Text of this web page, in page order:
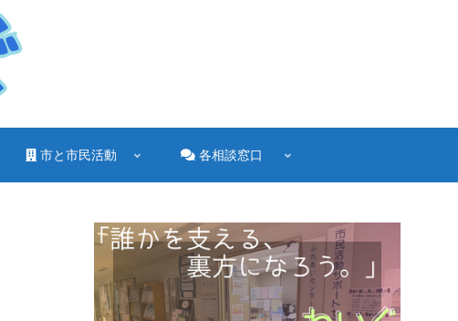
市と市民活動 各相談窓口